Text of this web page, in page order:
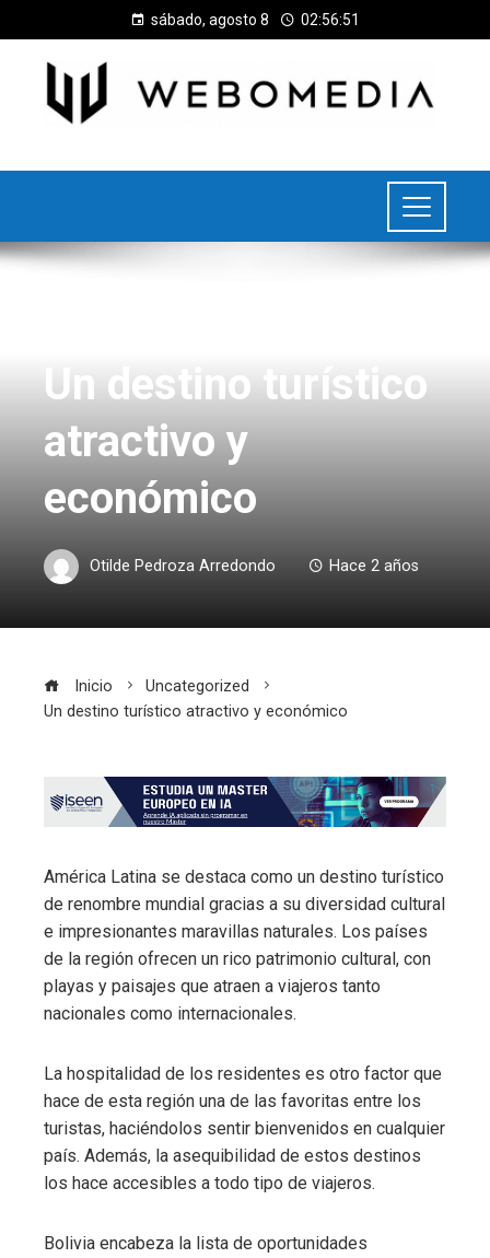
sábado, agosto 8 02:56:52
Un destino turístico
atractivo y
económico
Otilde Pedroza Arredondo Hace 2 años
Inicio
Uncategorized
Un destino turístico atractivo y económico
América Latina se destaca como un destino turístico
de renombre mundial gracias a su diversidad cultural
e impresionantes maravillas naturales. Los países
de la región ofrecen un rico patrimonio cultural, con
playas y paisajes que atraen a viajeros tanto
nacionales como internacionales.
La hospitalidad de los residentes es otro factor que
hace de esta región una de las favoritas entre los
turistas, haciéndolos sentir bienvenidos en cualquier
país. Además, la asequibilidad de estos destinos
los hace accesibles a todo tipo de viajeros.
Bolivia encabeza la lista de oportunidades